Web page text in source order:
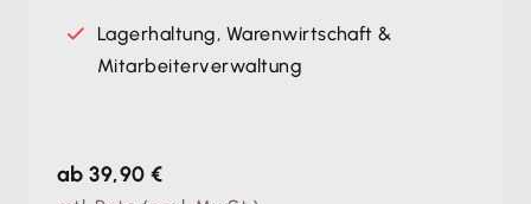
Lagerhaltung, Warenwirtschaft &
Mitarbeiterverwaltung
ab 39,90 €